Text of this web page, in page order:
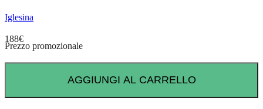
Iglesina
188€
Prezzo promozionale
AGGIUNGI AL CARRELLO